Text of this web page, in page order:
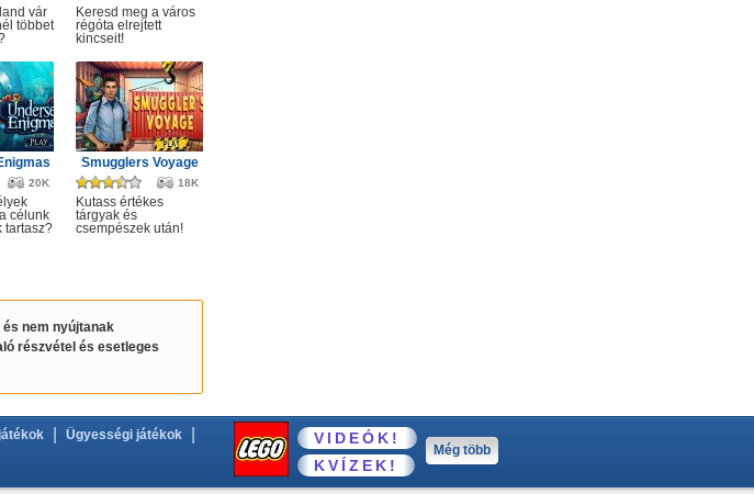
vár
többet
Keresd meg a város
régóta elrejtett
kincseit!
20K
célunk
tartasz?
Smugglers Voyage
18K
Kutass értékes
tárgyak és
csempészek után!
nem nyújtanak
részvétel és esetleges
Ügyességi játékok
VIDEÓK!
KVÍZEK!
Még több